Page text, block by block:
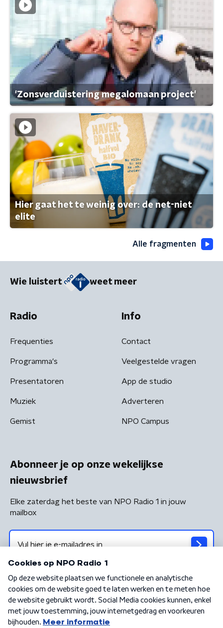
'Zonsverduistering megalomaan project'
Hier gaat het te weinig over: de net-niet
elite
Alle fragmenten
Wie luistert weet meer
Radio
Frequenties
Programma's
Presentatoren
Muziek
Gemist
Info
Contact
Veelgestelde vragen
App de studio
Adverteren
NPO Campus
Abonneer je op onze wekelijkse
nieuwsbrief
Elke zaterdag het beste van NPO Radio 1 in jouw
mailbox
Algemene voorwaarden Privacybeleid